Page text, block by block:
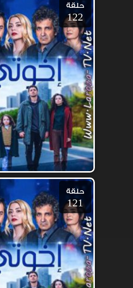
حلقة
122
حلقة
121